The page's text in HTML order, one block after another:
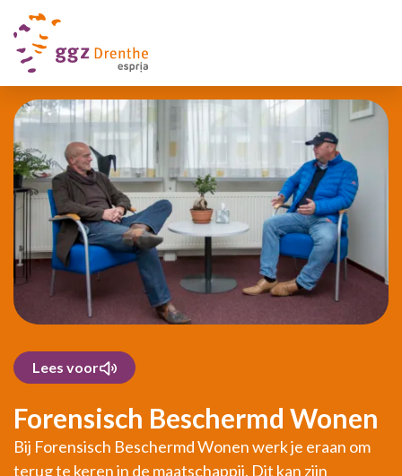
Lees voor
Forensisch Beschermd Wonen
Bij Forensisch Beschermd Wonen werk je eraan om
terug te keren in de maatschappij. Dit kan zijn